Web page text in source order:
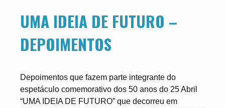
UMA IDEIA DE FUTURO –
DEPOIMENTOS
Depoimentos que fazem parte integrante do
espetáculo comemorativo dos 50 anos do 25 Abril
“UMA IDEIA DE FUTURO” que decorreu em